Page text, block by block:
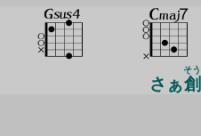
さぁ創
そう